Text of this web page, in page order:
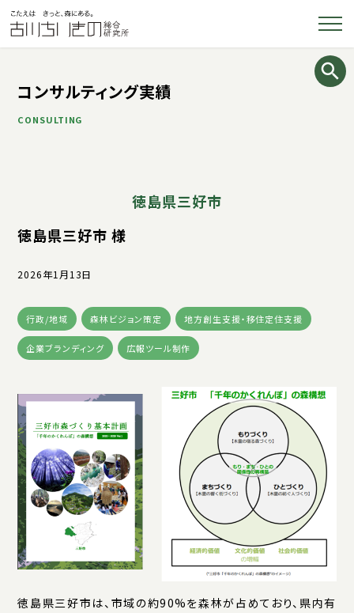
コンサルティング実績
CONSULTING
徳島県三好市
徳島県三好市 様
2026年1月13日
行政/地域 森林ビジョン策定 地方創生支援・移住定住支援
企業ブランディング 広報ツール制作
徳島県三好市は、市域の約90%を森林が占めており、県内有